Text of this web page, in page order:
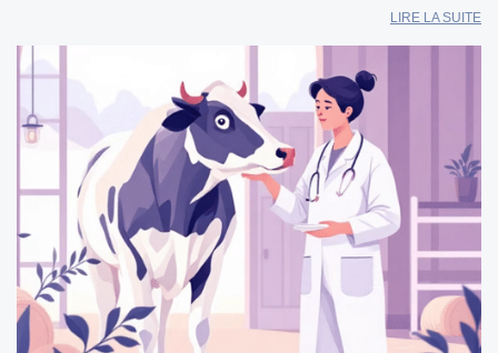
LIRE LA SUITE